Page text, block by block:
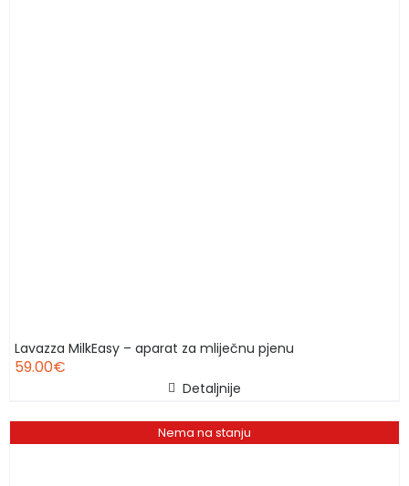
Lavazza MilkEasy – aparat za mliječnu pjenu
59.00€
Detaljnije
Nema na stanju